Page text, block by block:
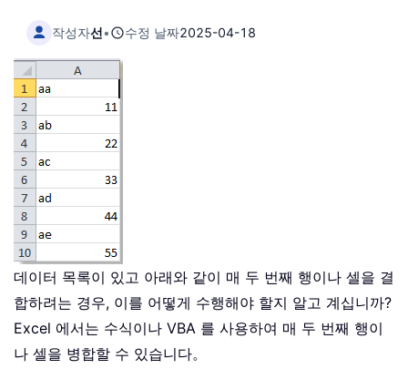
작성자선• 수정 날짜2025-04-18
데이터 목록이 있고 아래와 같이 매 두 번째 행이나 셀을 결
합하려는 경우, 이를 어떻게 수행해야 할지 알고 계십니까?
Excel 에서는 수식이나 VBA 를 사용하여 매 두 번째 행이
나 셀을 병합할 수 있습니다。